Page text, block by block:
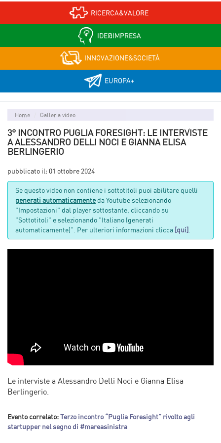
RICERCA&VALORE
IDE@IMPRESA
INNOVAZIONE&SOCIETÀ
EUROPA+
Home Galleria video
3° INCONTRO PUGLIA FORESIGHT: LE INTERVISTE
A ALESSANDRO DELLI NOCI E GIANNA ELISA
BERLINGERIO
pubblicato il: 01 ottobre 2024
Se questo video non contiene i sottotitoli puoi abilitare quelli
generati automaticamente da Youtube selezionando
"Impostazioni" dal player sottostante, cliccando su
"Sottotitoli" e selezionando "Italiano (generati
automaticamente)". Per ulteriori informazioni clicca [qui]
Le interviste a Alessandro Delli Noci e Gianna Elisa
Berlingerio.
Evento correlato:Terzo incontro “Puglia Foresight” rivolto agli
startupper nel segno di #mareasinistra